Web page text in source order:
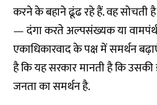
करने के बहाने ढूंढ रहे हैं. वह सोचती
— दंगा करते अल्पसंख्यक या
एकाधिकारवाद के पक्ष में समर्थन
है कि यह सरकार मानती है कि
जनता का समर्थन है.